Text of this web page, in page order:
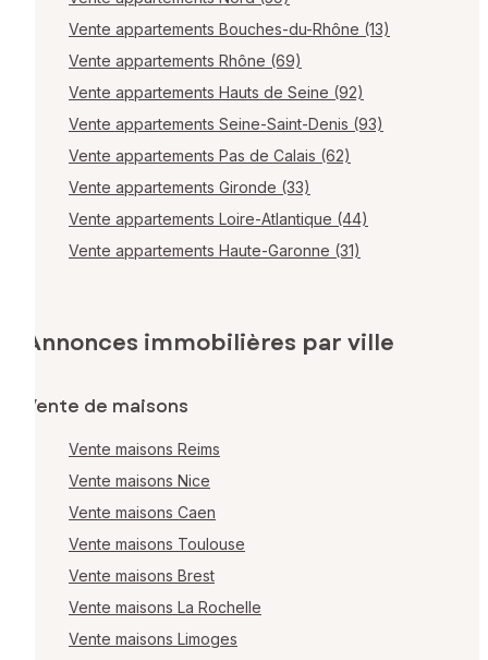
Vente appartements Bouches-du-Rhône (13)
Vente appartements Rhône (69)
Vente appartements Hauts de Seine (92)
Vente appartements Seine-Saint-Denis (93)
Vente appartements Pas de Calais (62)
Vente appartements Gironde (33)
Vente appartements Loire-Atlantique (44)
Vente appartements Haute-Garonne (31)
Annonces immobilières par ville
Vente de maisons
Vente maisons Reims
Vente maisons Nice
Vente maisons Caen
Vente maisons Toulouse
Vente maisons Brest
Vente maisons La Rochelle
Vente maisons Limoges